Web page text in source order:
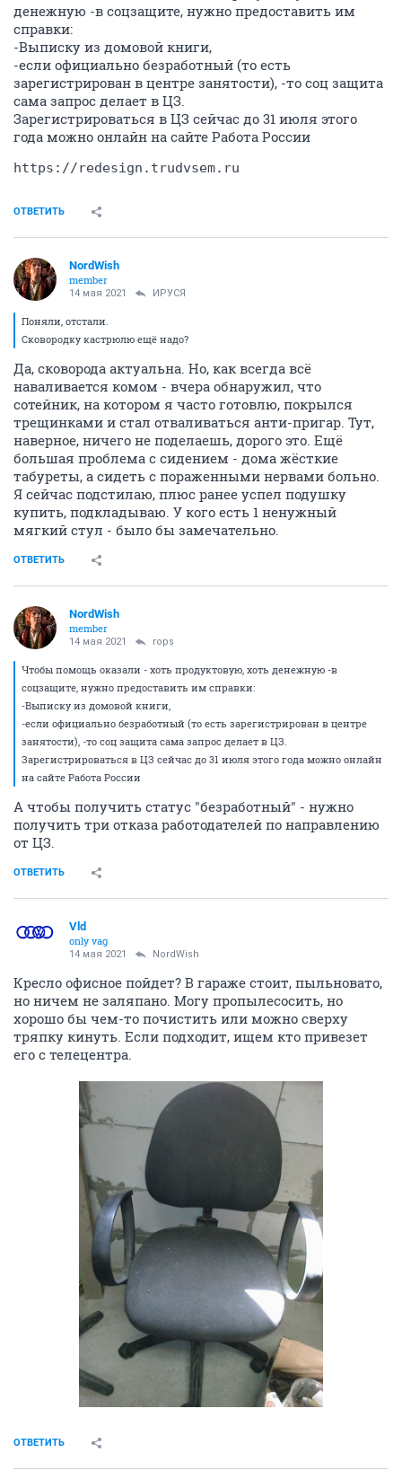
денежную -в соцзащите, нужно предоставить им
справки:
-Выписку из домовой книги,
-если официально безработный (то есть
зарегистрирован в центре занятости), -то соц защита
сама запрос делает в ЦЗ.
Зарегистрироваться в ЦЗ сейчас до 31 июля этого
года можно онлайн на сайте Работа России
https://redesign.trudvsem.ru
ОТВЕТИТЬ
NordWish
member
14 мая 2021 ИРУСЯ
Поняли, отстали.
Сковородку кастрюлю ещё надо?
Да, сковорода актуальна. Но, как всегда всё
наваливается комом - вчера обнаружил, что
сотейник, на котором я часто готовлю, покрылся
трещинками и стал отваливаться анти-пригар. Тут,
наверное, ничего не поделаешь, дорого это. Ещё
большая проблема с сидением - дома жёсткие
табуреты, а сидеть с пораженными нервами больно.
Я сейчас подстилаю, плюс ранее успел подушку
купить, подкладываю. У кого есть 1 ненужный
мягкий стул - было бы замечательно.
ОТВЕТИТЬ
NordWish
member
14 мая 2021 rops
Чтобы помощь оказали - хоть продуктовую, хоть денежную -в
соцзащите, нужно предоставить им справки:
-Выписку из домовой книги,
-если официально безработный (то есть зарегистрирован в центре
занятости), -то соц защита сама запрос делает в ЦЗ.
Зарегистрироваться в ЦЗ сейчас до 31 июля этого года можно онлайн
на сайте Работа России
А чтобы получить статус "безработный" - нужно
получить три отказа работодателей по направлению
от ЦЗ.
ОТВЕТИТЬ
Vld
only vag
14 мая 2021 NordWish
Кресло офисное пойдет? В гараже стоит, пыльновато,
но ничем не заляпано. Могу пропылесосить, но
хорошо бы чем-то почистить или можно сверху
тряпку кинуть. Если подходит, ищем кто привезет
его с телецентра.
ОТВЕТИТЬ